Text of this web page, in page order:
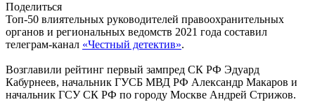
Поделиться
Топ-50 влиятельных руководителей правоохранительных
органов и региональных ведомств 2021 года составил
телеграм-канал «Честный детектив».
Возглавили рейтинг первый зампред СК РФ Эдуард
Кабурнеев, начальник ГУСБ МВД РФ Александр Макаров и
начальник ГСУ СК РФ по городу Москве Андрей Стрижов.